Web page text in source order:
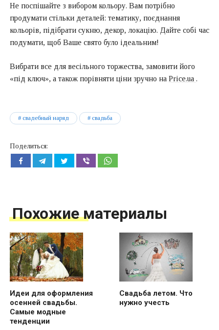
Не поспішайте з вибором кольору. Вам потрібно
продумати стільки деталей: тематику, поєднання
кольорів, підібрати сукню, декор, локацію. Дайте собі час
подумати, щоб Ваше свято було ідеальним!
Вибрати все для весільного торжества, замовити його
«під ключ», а також порівняти ціни зручно на Price.ua .
свадебный наряд свадьба
Поделиться:
Похожие материалы
Идеи для оформления
осенней свадьбы.
Самые модные
тенденции
Свадьба летом. Что
нужно учесть